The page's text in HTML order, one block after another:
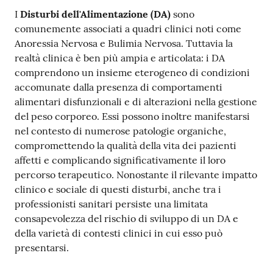
r
a
z
i
o
n
e
t
r
a
s
p
a
r
e
n
t
e
I Disturbi dell'Alimentazione (DA) sono
comunemente associati a quadri clinici noti come
Anoressia Nervosa e Bulimia Nervosa. Tuttavia la
realtà clinica è ben più ampia e articolata: i DA
comprendono un insieme eterogeneo di condizioni
accomunate dalla presenza di comportamenti
alimentari disfunzionali e di alterazioni nella gestione
del peso corporeo. Essi possono inoltre manifestarsi
nel contesto di numerose patologie organiche,
compromettendo la qualità della vita dei pazienti
affetti e complicando significativamente il loro
percorso terapeutico. Nonostante il rilevante impatto
clinico e sociale di questi disturbi, anche tra i
professionisti sanitari persiste una limitata
consapevolezza del rischio di sviluppo di un DA e
della varietà di contesti clinici in cui esso può
presentarsi.